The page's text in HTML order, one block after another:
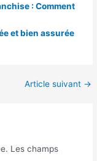
: Comment
et bien assurée
Article suivant →
Les champs